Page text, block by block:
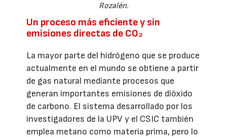
Rozalén.
Un proceso más eficiente y sin
emisiones directas de CO₂
La mayor parte del hidrógeno que se produce
actualmente en el mundo se obtiene a partir
de gas natural mediante procesos que
generan importantes emisiones de dióxido
de carbono. El sistema desarrollado por los
investigadores de la UPV y el CSIC también
emplea metano como materia prima, pero lo